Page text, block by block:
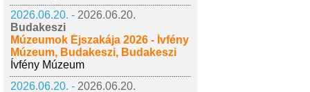
2026.06.20. - 2026.06.20.
Budakeszi
Múzeumok Éjszakája 2026 - Ívfény
Múzeum, Budakeszi, Budakeszi
Ívfény Múzeum
2026.06.20. - 2026.06.20.